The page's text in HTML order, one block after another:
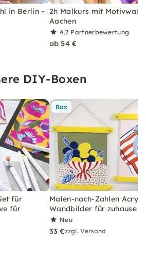
in Berlin – 2h Malkurs mit Motivwahl
Aachen
4,7 Partnerbewertung
ab 54 €
DIY-Boxen
für
für
Box
Malen-nach-Zahlen Acryl-
Wandbilder für zuhause
Neu
33 €zzgl. Versand